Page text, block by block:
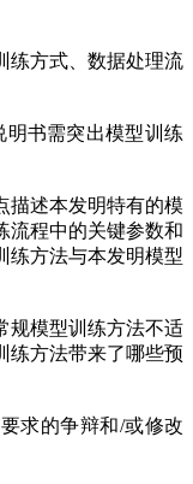
练方式、数据处理流
明书需突出模型训练
描述本发明特有的模
流程中的关键参数和
练方法与本发明模型
规模型训练方法不适
练方法带来了哪些预
求的争辩和/或修改